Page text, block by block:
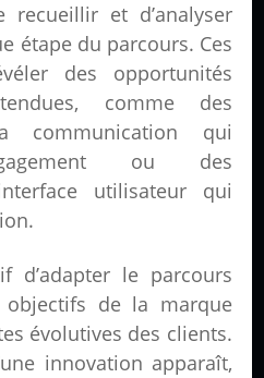
recueillir et d’analyser
étape du parcours. Ces
des opportunités
comme des
communication qui
ou des
utilisateur qui
d’adapter le parcours
de la marque
évolutives des clients.
innovation apparaît,